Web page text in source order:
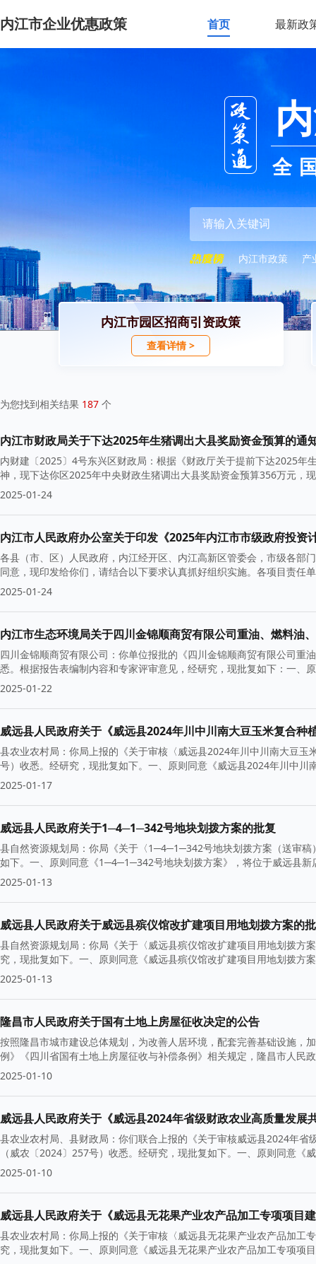
内江市企业优惠政策 首页 最新政
全
内江市政策 产
内江市园区招商引资政策
查看详情 >
为您找到相关结果 187 个
内江市财政局关于下达2025年生猪调出大县奖励资金预算的通
内财建〔2025〕4号东兴区财政局：根据《财政厅关于提前下达2025
神，现下达你区2025年中央财政生猪调出大县奖励资金预算356万元，
2025-01-24
内江市人民政府办公室关于印发《2025年内江市市级政府投资
各县（市、区）人民政府，内江经开区、内江高新区管委会，市级各部
同意，现印发给你们，请结合以下要求认真抓好组织实施。各项目责任
2025-01-24
内江市生态环境局关于四川金锦顺商贸有限公司重油、燃料油
四川金锦顺商贸有限公司：你单位报批的《四川金锦顺商贸有限公司重
悉。根据报告表编制内容和专家评审意见，经研究，现批复如下：一、
2025-01-22
威远县人民政府关于《威远县2024年川中川南大豆玉米复合种
县农业农村局：你局上报的《关于审核〈威远县2024年川中川南大豆
号）收悉。经研究，现批复如下。一、原则同意《威远县2024年川中
2025-01-17
威远县人民政府关于1─4─1─342号地块划拨方案的批复
县自然资源规划局：你局《关于〈1─4─1─342号地块划拨方案（送审
如下。一、原则同意《1─4─1─342号地块划拨方案》，将位于威远县
2025-01-13
威远县人民政府关于威远县殡仪馆改扩建项目用地划拨方案的
县自然资源规划局：你局《关于〈威远县殡仪馆改扩建项目用地划拨
究，现批复如下。一、原则同意《威远县殡仪馆改扩建项目用地划拨
2025-01-13
隆昌市人民政府关于国有土地上房屋征收决定的公告
按照隆昌市城市建设总体规划，为改善人居环境，配套完善基础设施，
例》《四川省国有土地上房屋征收与补偿条例》相关规定，隆昌市人民
2025-01-10
威远县人民政府关于《威远县2024年省级财政农业高质量发展
县农业农村局、县财政局：你们联合上报的《关于审核威远县2024年
（威农〔2024〕257号）收悉。经研究，现批复如下。一、原则同意《
2025-01-10
威远县人民政府关于《威远县无花果产业农产品加工专项项目
县农业农村局：你局上报的《关于审核〈威远县无花果产业农产品加
究，现批复如下。一、原则同意《威远县无花果产业农产品加工专项项